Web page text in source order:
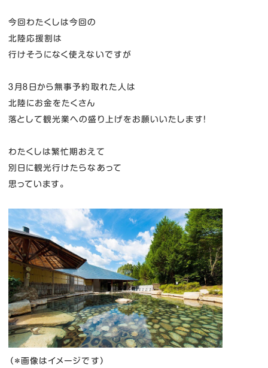
今回わたくしは今回の
北陸応援割は
行けそうになく使えないですが
３月８日から無事予約取れた人は
北陸にお金をたくさん
落として観光業への盛り上げをお願いいたします！
わたくしは繁忙期おえて
別日に観光行けたらなあって
思っています。
（＊画像はイメージです）